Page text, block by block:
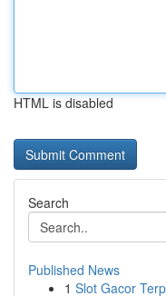
HTML is disabled
Search
Published News
1 Slot Gacor